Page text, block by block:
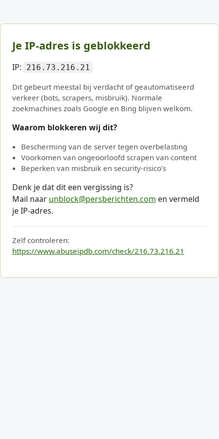
Je IP-adres is geblokkeerd
IP: 216.73.216.21
Dit gebeurt meestal bij verdacht of geautomatiseerd
verkeer (bots, scrapers, misbruik). Normale
zoekmachines zoals Google en Bing blijven welkom.
Waarom blokkeren wij dit?
Bescherming van de server tegen overbelasting
Voorkomen van ongeoorloofd scrapen van content
Beperken van misbruik en security-risico’s
Denk je dat dit een vergissing is?
Mail naar unblock@persberichten.com en vermeld
je IP-adres.
Zelf controleren:
https://www.abuseipdb.com/check/216.73.216.21